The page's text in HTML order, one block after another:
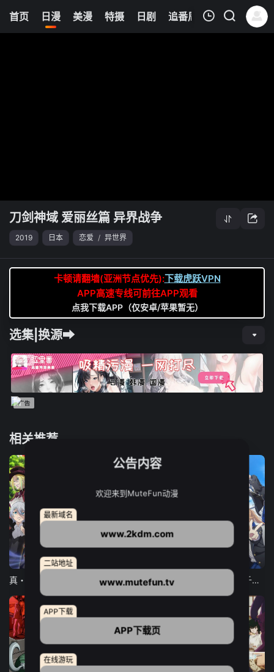
首页 日漫 美漫 特摄 日剧 追番周表 今日更新
8
刀剑神域 爱丽丝篇 异界战争
2019 日本 恋爱 / 异世界
卡顿请翻墙(亚洲节点优先):下载虎跃VPN
APP高速专线可前往APP观看
点我下载APP（仅安卓/苹果暂无）
选集|换源➡
相关推荐
12集全
东京猫猫 NEW～♡ 弹珠汽水瓶里的千岁同学
公告内容
欢迎来到MuteFun动漫
最新域名
www.2kdm.com
二站地址
www.mutefun.tv
APP下载
APP下载页
在线游玩